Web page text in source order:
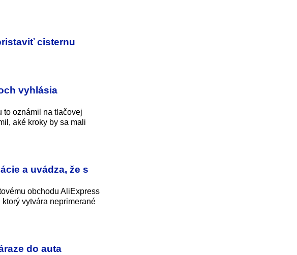
cisternu
vyhlásia
to oznámil na tlačovej
aké kroky by sa mali
a uvádza, že s
obchodu AliExpress
vytvára neprimerané
do auta